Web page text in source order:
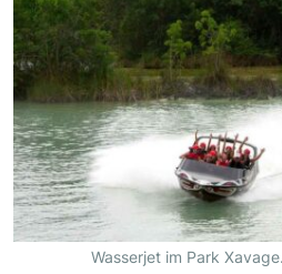
Wasserjet im Park